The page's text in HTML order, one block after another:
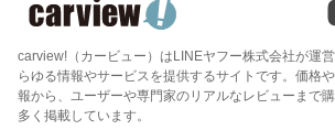
carview!（カービュー）はLINEヤフー株式会社が運
らゆる情報やサービスを提供するサイトです。価格
報から、ユーザーや専門家のリアルなレビューまで
多く掲載しています。